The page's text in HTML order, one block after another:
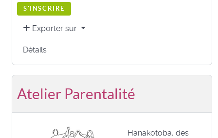
S'INSCRIRE
Exporter sur
Détails
Atelier Parentalité
Hanakotoba, des